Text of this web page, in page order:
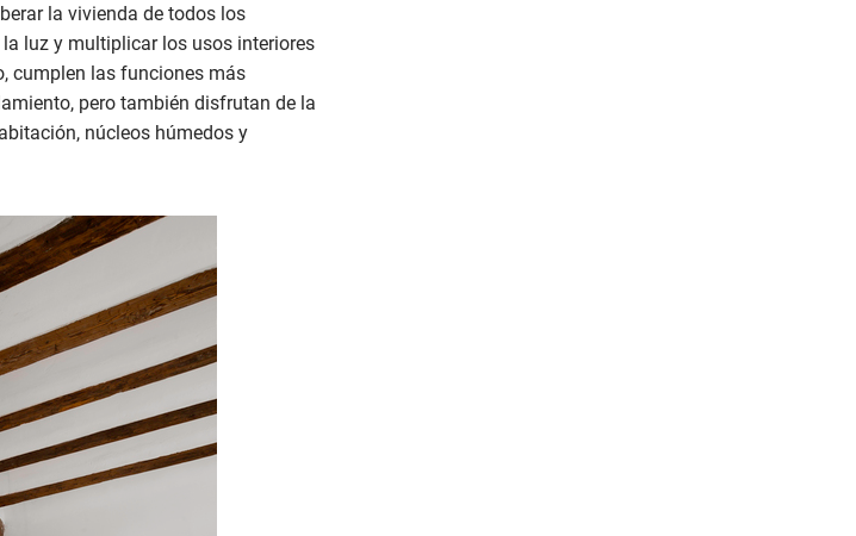
la vivienda de todos los
luz y multiplicar los usos interiores
cumplen las funciones más
pero también disfrutan de la
núcleos húmedos y